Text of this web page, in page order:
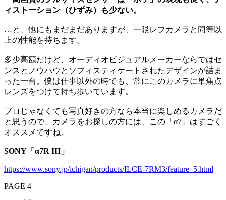
ィストーション（ひずみ）も少ない。
…と、他にもまだまだありますが、一眼レフカメラと同等以
上の性能を持ちます。
多少高額だけど、オーディオビジュアルメーカーならではセ
ンスとノウハウとソフィスティケートされたデザインが詰ま
った一台。僕は仕事以外の時でも、常にこのカメラに単焦点
レンズをつけて持ち歩いています。
プロじゃなくても写真好きの方なら本当に楽しめるカメラだ
と思うので、カメラをお探しの方には、この「α7」はすごく
オススメですね。
SONY「α7R III」
https://www.sony.jp/ichigan/products/ILCE-7RM3/feature_5.html
PAGE 4